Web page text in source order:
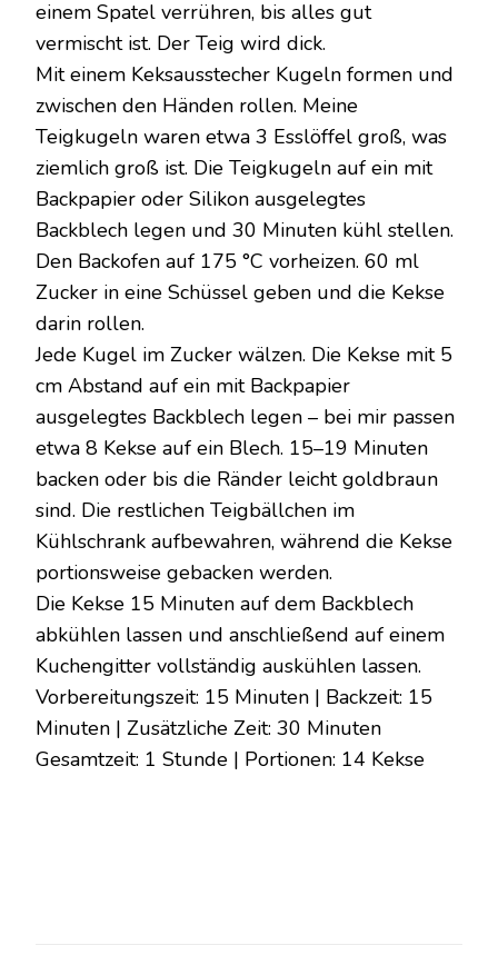
einem Spatel verrühren, bis alles gut
vermischt ist. Der Teig wird dick.
Mit einem Keksausstecher Kugeln formen und
zwischen den Händen rollen. Meine
Teigkugeln waren etwa 3 Esslöffel groß, was
ziemlich groß ist. Die Teigkugeln auf ein mit
Backpapier oder Silikon ausgelegtes
Backblech legen und 30 Minuten kühl stellen.
Den Backofen auf 175 °C vorheizen. 60 ml
Zucker in eine Schüssel geben und die Kekse
darin rollen.
Jede Kugel im Zucker wälzen. Die Kekse mit 5
cm Abstand auf ein mit Backpapier
ausgelegtes Backblech legen – bei mir passen
etwa 8 Kekse auf ein Blech. 15–19 Minuten
backen oder bis die Ränder leicht goldbraun
sind. Die restlichen Teigbällchen im
Kühlschrank aufbewahren, während die Kekse
portionsweise gebacken werden.
Die Kekse 15 Minuten auf dem Backblech
abkühlen lassen und anschließend auf einem
Kuchengitter vollständig auskühlen lassen.
Vorbereitungszeit: 15 Minuten | Backzeit: 15
Minuten | Zusätzliche Zeit: 30 Minuten
Gesamtzeit: 1 Stunde | Portionen: 14 Kekse